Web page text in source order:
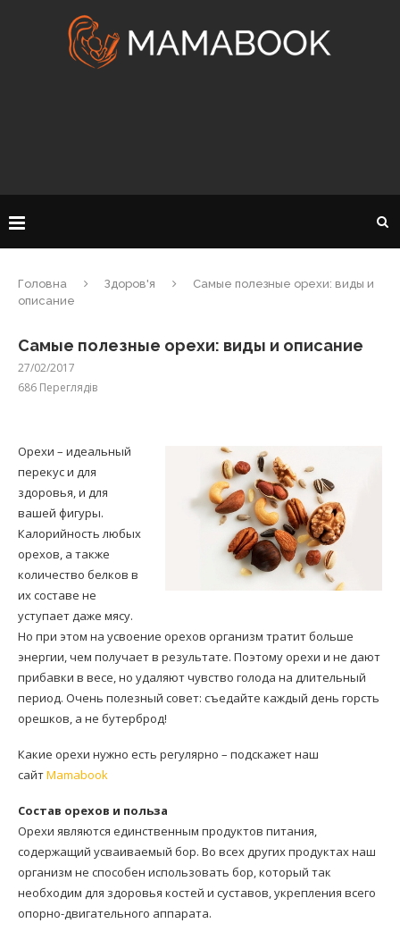
Головна Здоров'я
Самые полезные орехи: виды и
описание
Самые полезные орехи: виды и описание
27/02/2017
686 Переглядів
Орехи – идеальный
перекус и для
здоровья, и для
вашей фигуры.
Калорийность любых
орехов, а также
количество белков в
их составе не
уступает даже мясу.
Но при этом на усвоение орехов организм тратит больше
энергии, чем получает в результате. Поэтому орехи и не дают
прибавки в весе, но удаляют чувство голода на длительный
период. Очень полезный совет: съедайте каждый день горсть
орешков, а не бутерброд!
Какие орехи нужно есть регулярно – подскажет наш
сайтMamabook
Состав орехов и польза
Орехи являются единственным продуктов питания,
содержащий усваиваемый бор. Во всех других продуктах наш
организм не способен использовать бор, который так
необходим для здоровья костей и суставов, укрепления всего
опорно-двигательного аппарата.